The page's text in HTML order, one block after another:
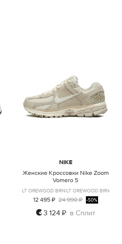
US4
NIKE
Женские Кроссовки Nike Zoom
Vomero 5
LT OREWOOD BRN/LT OREWOOD BRN
12 495 ₽ 24 990 ₽ -50%
3 124 ₽ в Сплит